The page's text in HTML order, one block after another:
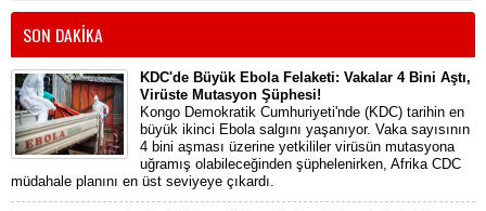
SON DAKİKA
KDC'de Büyük Ebola Felaketi: Vakalar 4 Bini Aştı,
Virüste Mutasyon Şüphesi!
Kongo Demokratik Cumhuriyeti'nde (KDC) tarihin en
büyük ikinci Ebola salgını yaşanıyor. Vaka sayısının
4 bini aşması üzerine yetkililer virüsün mutasyona
uğramış olabileceğinden şüphelenirken, Afrika CDC
müdahale planını en üst seviyeye çıkardı.